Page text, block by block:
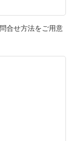
合せ方法をご用意